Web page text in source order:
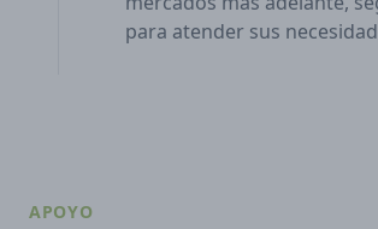
para atender sus
APOYO